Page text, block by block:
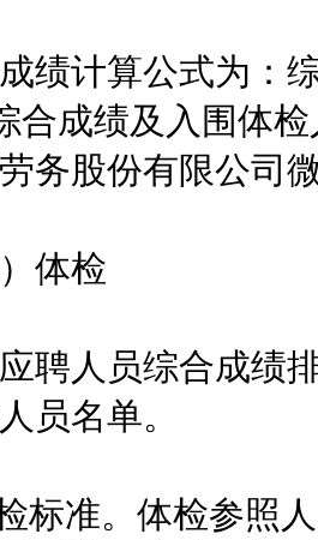
计算公式为：综
合成绩及入围体
务股份有限公司
体检
人员综合成绩排
员名单。
准。体检参照人